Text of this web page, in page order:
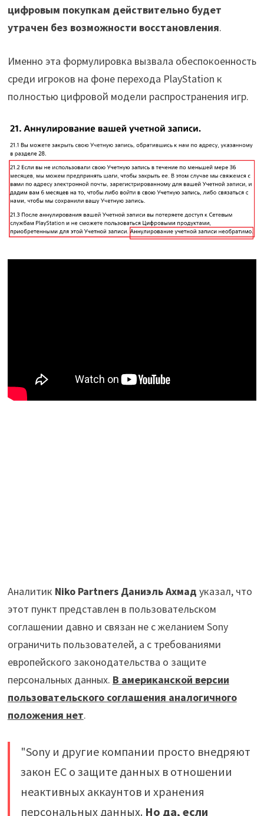
цифровым покупкам действительно будет
утрачен без возможности восстановления.
Именно эта формулировка вызвала обеспокоенность
среди игроков на фоне перехода PlayStation к
полностью цифровой модели распространения игр.
Аналитик Niko Partners Даниэль Ахмад указал, что
этот пункт представлен в пользовательском
соглашении давно и связан не с желанием Sony
ограничить пользователей, а с требованиями
европейского законодательства о защите
персональных данных. В американской версии
пользовательского соглашения аналогичного
положения нет.
"Sony и другие компании просто внедряют
закон ЕС о защите данных в отношении
неактивных аккаунтов и хранения
персональных данных. Но да, если